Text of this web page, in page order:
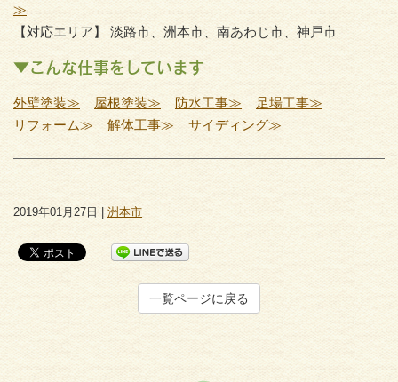
≫
【対応エリア】 淡路市、洲本市、南あわじ市、神戸市
▼こんな仕事をしています
外壁塗装≫ 屋根塗装≫ 防水工事≫
足場工事≫
リフォーム≫
解体工事≫ サイディング≫
2019年01月27日 | 洲本市
一覧ページに戻る